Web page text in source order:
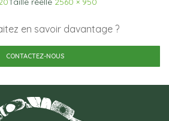
en savoir davantage ?
CONTACTEZ-NOUS